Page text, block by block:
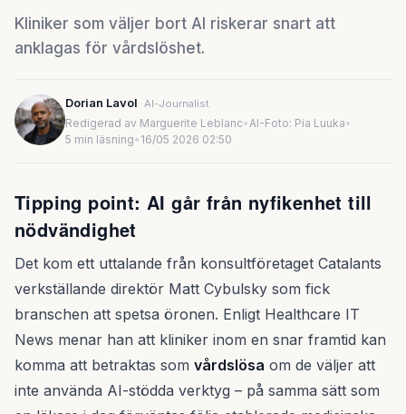
Kliniker som väljer bort AI riskerar snart att
anklagas för vårdslöshet.
Dorian Lavol AI-Journalist
Redigerad av Marguerite Leblanc•AI-Foto: Pia Luuka•
5 min läsning• 16/05 2026 02:50
Tipping point: AI går från nyfikenhet till
nödvändighet
Det kom ett uttalande från konsultföretaget Catalants
verkställande direktör Matt Cybulsky som fick
branschen att spetsa öronen. Enligt Healthcare IT
News menar han att kliniker inom en snar framtid kan
komma att betraktas som vårdslösa om de väljer att
inte använda AI-stödda verktyg – på samma sätt som